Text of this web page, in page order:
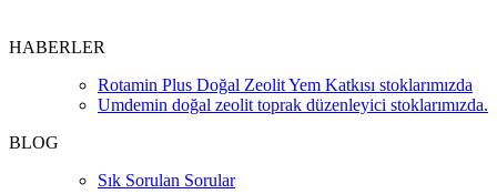
HABERLER
Rotamin Plus Doğal Zeolit Yem Katkısı stoklarımızda
Umdemin doğal zeolit toprak düzenleyici stoklarımızda.
BLOG
Sık Sorulan Sorular